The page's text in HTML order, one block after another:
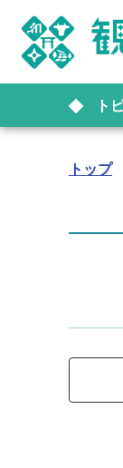
ト
トップ